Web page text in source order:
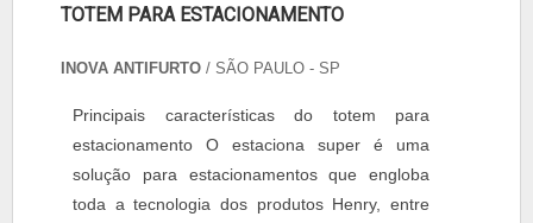
TOTEM PARA ESTACIONAMENTO
INOVA ANTIFURTO / SÃO PAULO - SP
Principais características do totem para
estacionamento O estaciona super é uma
solução para estacionamentos que engloba
toda a tecnologia dos produtos Henry, entre